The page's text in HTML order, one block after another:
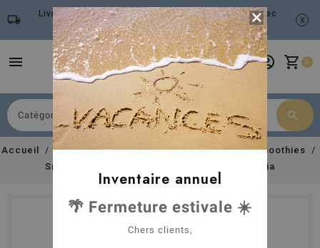
local_shipping
Livraison gratuite à partir de 79 euros d'achat avec
Mondial Relay
x
menu shopping_cart 0
account_circle
search
Accueil Espace chien Alimentation humide
Smoothies
Smoothie pour chien - Fruits & Graines de chia

Inventaire annuel
🌴 Fermeture estivale ☀️
Chers clients,